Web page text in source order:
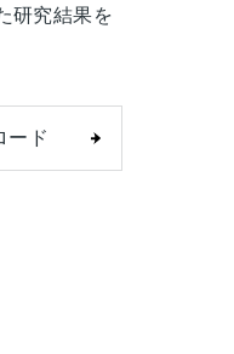
研究結果を
ード